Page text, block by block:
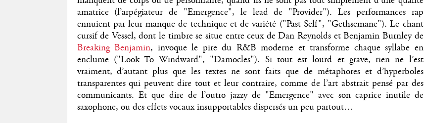
amatrice (l’arpégiateur de "Emergence", le lead de "Provider"). Les performances rap
ennuient par leur manque de technique et de variété ("Past Self", "Gethsemane"). Le chant
cursif de Vessel, dont le timbre se situe entre ceux de Dan Reynolds et Benjamin Burnley de
Breaking Benjamin, invoque le pire du R&B moderne et transforme chaque syllabe en
enclume ("Look To Windward", "Damocles"). Si tout est lourd et grave, rien ne l’est
vraiment, d’autant plus que les textes ne sont faits que de métaphores et d’hyperboles
transparentes qui peuvent dire tout et leur contraire, comme de l’art abstrait pensé par des
communicants. Et que dire de l’outro jazzy de "Emergence" avec son caprice inutile de
saxophone, ou des effets vocaux insupportables dispersés un peu partout…